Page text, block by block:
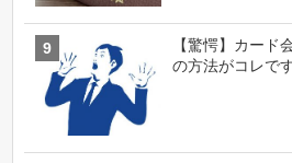
【驚愕】カード
の方法がコレで